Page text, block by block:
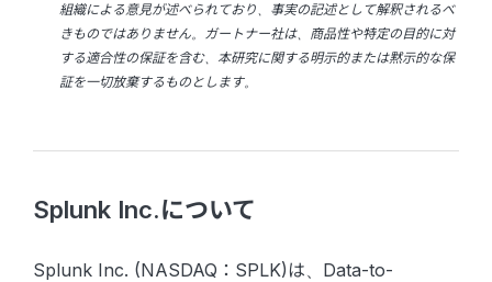
組織による意見が述べられており、事実の記述として解釈されるべ
きものではありません。ガートナー社は、商品性や特定の目的に対
する適合性の保証を含む、本研究に関する明示的または黙示的な保
証を一切放棄するものとします。
Splunk Inc.について
Splunk Inc. (NASDAQ：SPLK)は、Data-to-